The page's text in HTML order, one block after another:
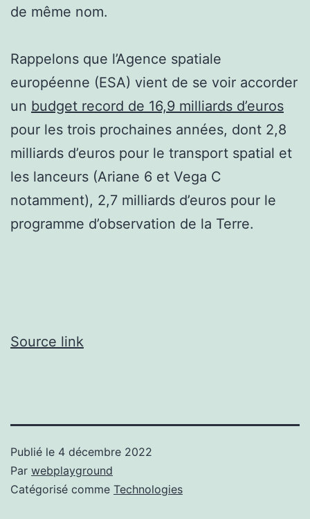
de même nom.
Rappelons que l’Agence spatiale
européenne (ESA) vient de se voir accorder
un budget record de 16,9 milliards d’euros
pour les trois prochaines années, dont 2,8
milliards d’euros pour le transport spatial et
les lanceurs (Ariane 6 et Vega C
notamment), 2,7 milliards d’euros pour le
programme d’observation de la Terre.
Source link
Publié le 4 décembre 2022
Par webplayground
Catégorisé comme Technologies